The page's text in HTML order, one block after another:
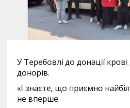
У Теребовлі до донації
донорів.
«І знаєте, що приємно
не вперше.